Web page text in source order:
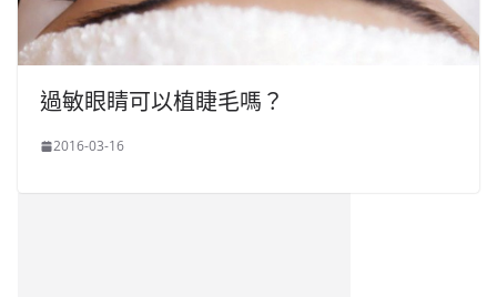
過敏眼睛可以植睫毛嗎？
2016-03-16